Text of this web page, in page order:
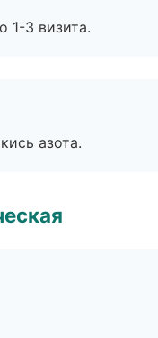
1-3 визита.
азота.